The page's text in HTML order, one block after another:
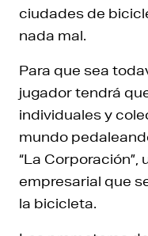
ciudades de
nada mal.
Para que sea
jugador tendrá
individuales y
mundo
“La
empresarial que
la bicicleta.